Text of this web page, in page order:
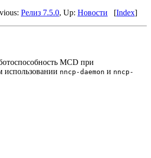
Релиз 7.5.0, Up: Новости [Index]
MCD при
использовании nncp-daemon и nncp-